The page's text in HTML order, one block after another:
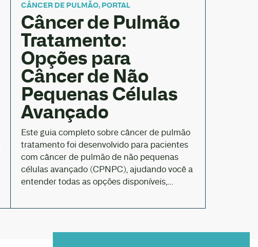
CÂNCER DE PULMÃO, PORTAL
Câncer de Pulmão
Tratamento:
Opções para
Câncer de Não
Pequenas Células
Avançado
Este guia completo sobre câncer de pulmão
tratamento foi desenvolvido para pacientes
com câncer de pulmão de não pequenas
células avançado (CPNPC), ajudando você a
entender todas as opções disponíveis,...